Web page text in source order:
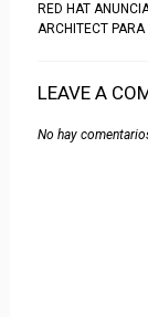
RED HAT
ARCHITECT
LEAVE A
No hay